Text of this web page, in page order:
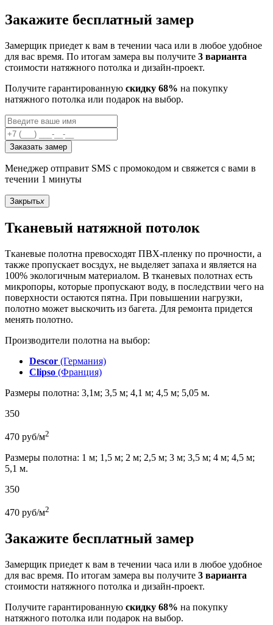
Закажите бесплатный замер
Замерщик приедет к вам в течении часа или в любое удобное
для вас время. По итогам замера вы получите 3 варианта
стоимости натяжного потолка и дизайн-проект.
Получите гарантированную скидку 68% на покупку
натяжного потолка или подарок на выбор.
Заказать замер
Менеджер отправит SMS с промокодом и свяжется с вами в
течении 1 минуты
Закрытьx
Тканевый натяжной потолок
Тканевые полотна превосходят ПВХ-пленку по прочности, а
также пропускает восздух, не выделяет запаха и является на
100% экологичным материалом. В тканевых полотнах есть
микропоры, которые пропускают воду, в последствии чего на
поверхности остаются пятна. При повышении нагрузки,
полотно может выскочить из багета. Для ремонта придется
менять полотно.
Производители полотна на выбор:
Descor (Германия)
Clipso (Франция)
Размеры полотна: 3,1м; 3,5 м; 4,1 м; 4,5 м; 5,05 м.
350
470 руб/м2
Размеры полотна: 1 м; 1,5 м; 2 м; 2,5 м; 3 м; 3,5 м; 4 м; 4,5 м;
5,1 м.
350
470 руб/м2
Закажите бесплатный замер
Замерщик приедет к вам в течении часа или в любое удобное
для вас время. По итогам замера вы получите 3 варианта
стоимости натяжного потолка и дизайн-проект.
Получите гарантированную скидку 68% на покупку
натяжного потолка или подарок на выбор.